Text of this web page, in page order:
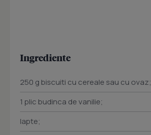
Ingrediente
250 g biscuiti cu cereale sau cu ovaz;
1 plic budinca de vanilie;
lapte;